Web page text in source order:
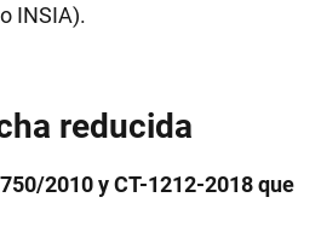
INSIA).
reducida
2010 y CT-1212-2018 que